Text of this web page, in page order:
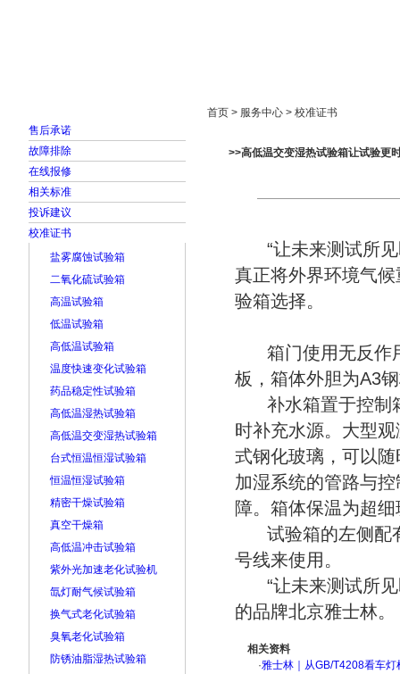
售后承诺
故障排除
在线报修
相关标准
投诉建议
校准证书
盐雾腐蚀试验箱
二氧化硫试验箱
高温试验箱
低温试验箱
高低温试验箱
温度快速变化试验箱
药品稳定性试验箱
高低温湿热试验箱
高低温交变湿热试验箱
台式恒温恒湿试验箱
恒温恒湿试验箱
精密干燥试验箱
真空干燥箱
高低温冲击试验箱
紫外光加速老化试验机
氙灯耐气候试验箱
换气式老化试验箱
臭氧老化试验箱
防锈油脂湿热试验箱
首页 > 服务中心 > 校准证书
>>高低温交变湿热试验箱让试验更
“让未来测试所见
真正将外界环境气
验箱选择。
箱门使用无反作
板，箱体外胆为A3
补水箱置于控制箱
时补充水源。大型
式钢化玻璃，可以
加湿系统的管路与
障。箱体保温为超
试验箱的左侧配
号线来使用。
“让未来测试所
的品牌北京雅士林。
相关资料
·雅士林｜从GB/T4208看车